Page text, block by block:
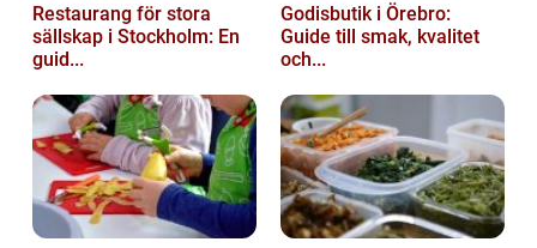
Restaurang för stora
sällskap i Stockholm: En
guid...
Godisbutik i Örebro:
Guide till smak, kvalitet
och...